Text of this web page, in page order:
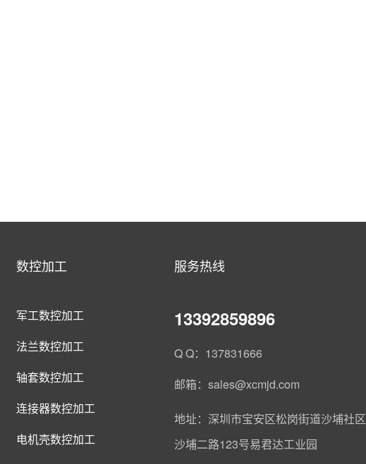
数控加工
军工数控加工
法兰数控加工
轴套数控加工
连接器数控加工
电机壳数控加工
服务热线
13392859896
Q Q：137831666
邮箱：sales@xcmjd.com
地址：深圳市宝安区松岗街道沙埔社区
沙埔二路123号易君达工业园